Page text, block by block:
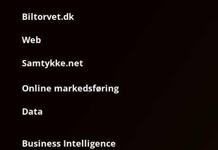
Biltorvet.dk
Web
Samtykke.net
Online markedsføring
Data
Business Intelligence